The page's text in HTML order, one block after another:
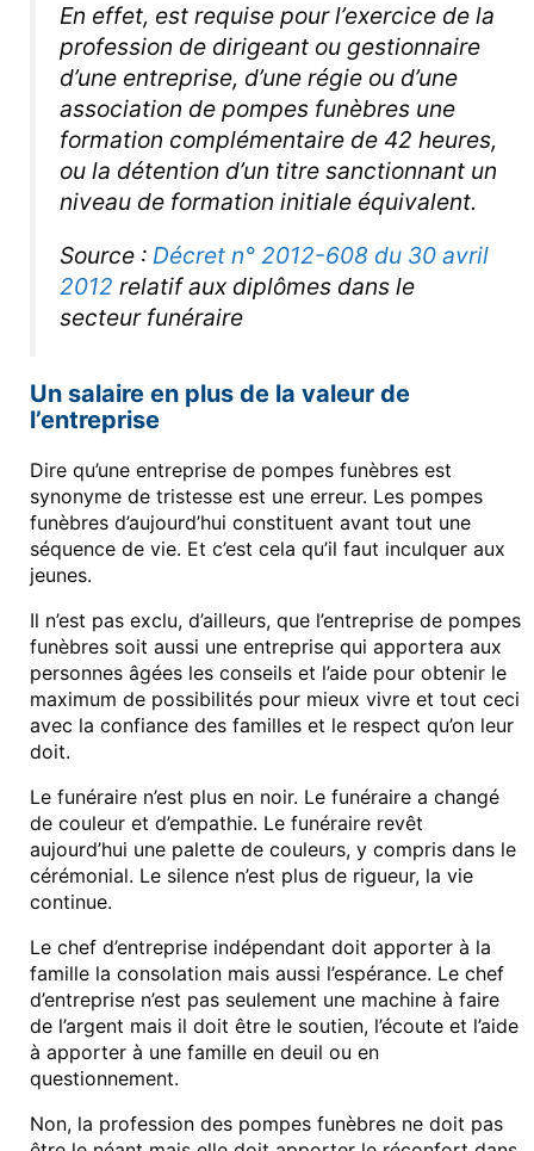
En effet, est requise pour l’exercice de la
profession de dirigeant ou gestionnaire
d’une entreprise, d’une régie ou d’une
association de pompes funèbres une
formation complémentaire de 42 heures,
ou la détention d’un titre sanctionnant un
niveau de formation initiale équivalent.
Source : Décret n° 2012-608 du 30 avril
2012 relatif aux diplômes dans le
secteur funéraire
Un salaire en plus de la valeur de
l’entreprise
Dire qu’une entreprise de pompes funèbres est
synonyme de tristesse est une erreur. Les pompes
funèbres d’aujourd’hui constituent avant tout une
séquence de vie. Et c’est cela qu’il faut inculquer aux
jeunes.
Il n’est pas exclu, d’ailleurs, que l’entreprise de pompes
funèbres soit aussi une entreprise qui apportera aux
personnes âgées les conseils et l’aide pour obtenir le
maximum de possibilités pour mieux vivre et tout ceci
avec la confiance des familles et le respect qu’on leur
doit.
Le funéraire n’est plus en noir. Le funéraire a changé
de couleur et d’empathie. Le funéraire revêt
aujourd’hui une palette de couleurs, y compris dans le
cérémonial. Le silence n’est plus de rigueur, la vie
continue.
Le chef d’entreprise indépendant doit apporter à la
famille la consolation mais aussi l’espérance. Le chef
d’entreprise n’est pas seulement une machine à faire
de l’argent mais il doit être le soutien, l’écoute et l’aide
à apporter à une famille en deuil ou en
questionnement.
Non, la profession des pompes funèbres ne doit pas